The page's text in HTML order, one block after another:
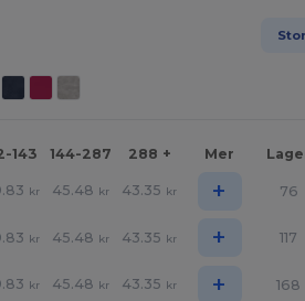
143 144-287 288 + Mer
kr 45.48 kr 43.35 kr + 76
kr 45.48 kr 43.35 kr + 117
kr 45.48 kr 43.35 kr + 168